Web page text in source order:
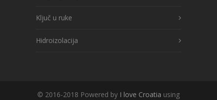
Ključ u ruke
Hidroizolacija
© 2016-2018 Powered by I love Croatia using